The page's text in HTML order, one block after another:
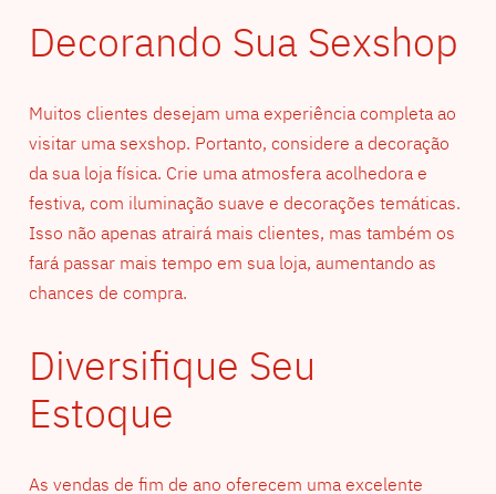
Decorando Sua Sexshop
Muitos clientes desejam uma experiência completa ao
visitar uma sexshop. Portanto, considere a decoração
da sua loja física. Crie uma atmosfera acolhedora e
festiva, com iluminação suave e decorações temáticas.
Isso não apenas atrairá mais clientes, mas também os
fará passar mais tempo em sua loja, aumentando as
chances de compra.
Diversifique Seu
Estoque
As vendas de fim de ano oferecem uma excelente